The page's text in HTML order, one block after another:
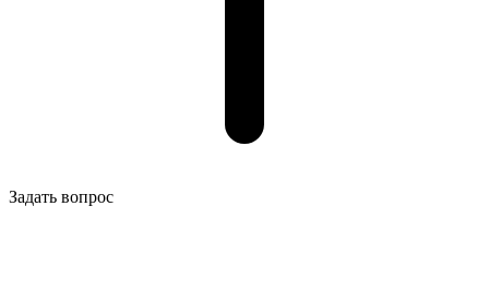
Задать вопрос